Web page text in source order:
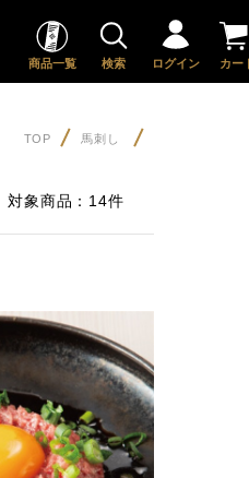
商品一覧 検索 ログイン カー
TOP 馬刺し
対象商品： 14件